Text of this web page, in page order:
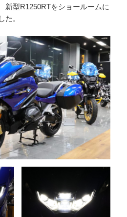
型R1250RTをショールームに
た。